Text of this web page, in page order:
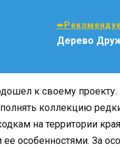
Дерево
к своему
коллекцию
на территории
особенностями. За